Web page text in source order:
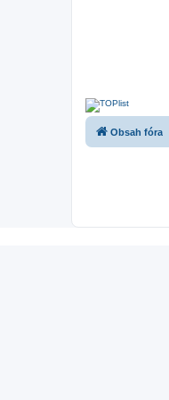
Obsah fóra